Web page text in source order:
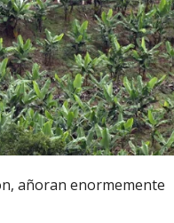
añoran enormemente